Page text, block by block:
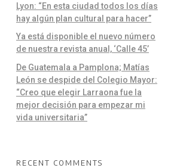
Lyon: “En esta ciudad todos los días
hay algún plan cultural para hacer”
Ya está disponible el nuevo número
de nuestra revista anual, ‘Calle 45’
De Guatemala a Pamplona; Matías
León se despide del Colegio Mayor:
“Creo que elegir Larraona fue la
mejor decisión para empezar mi
vida universitaria”
RECENT COMMENTS